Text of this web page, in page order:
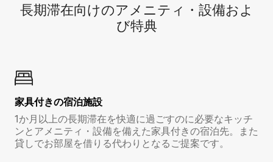
長期滞在向け⁠のア⁠メ⁠ニ⁠テ⁠ィ⁠・設⁠備⁠およ
び特⁠典
家具付き⁠の宿⁠泊⁠施⁠設
1か月以上の長期滞在を快適に過ごすのに必要なキッチ
ンとアメニティ・設備を備えた家具付きの宿泊先。また
貸しでお部屋を借りる代わりとなるご提案です。